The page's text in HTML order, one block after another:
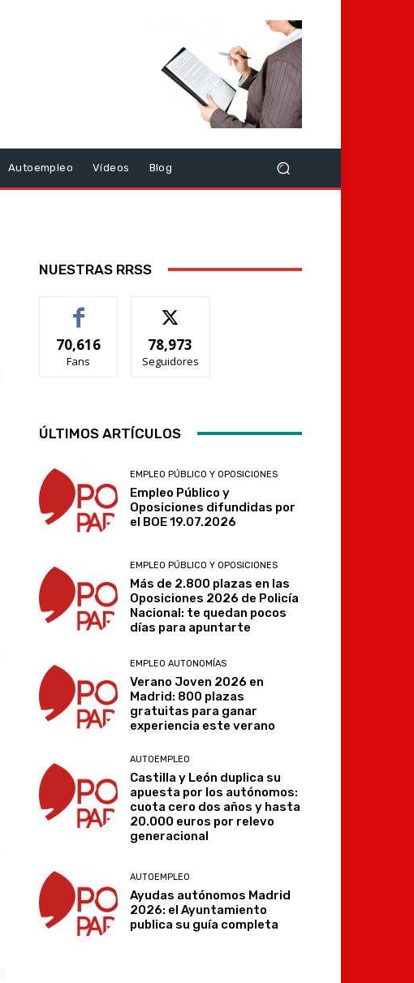
Autoempleo Vídeos Blog
Telegram
Imprimir Telegram
NUESTRAS RRSS
70,616
Fans
78,973
Seguidores
ÚLTIMOS ARTÍCULOS
EMPLEO PÚBLICO Y OPOSICIONES
Empleo Público y
Oposiciones difundidas por
el BOE 19.07.2026
EMPLEO PÚBLICO Y OPOSICIONES
Más de 2.800 plazas en las
Oposiciones 2026 de Policía
Nacional: te quedan pocos
días para apuntarte
EMPLEO AUTONOMÍAS
Verano Joven 2026 en
Madrid: 800 plazas
gratuitas para ganar
experiencia este verano
AUTOEMPLEO
Castilla y León duplica su
apuesta por los autónomos:
cuota cero dos años y hasta
20.000 euros por relevo
generacional
AUTOEMPLEO
Ayudas autónomos Madrid
2026: el Ayuntamiento
publica su guía completa